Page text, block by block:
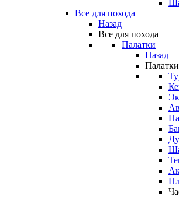
Все для похода
Назад
Все для похода
Палатки
Назад
Палатки